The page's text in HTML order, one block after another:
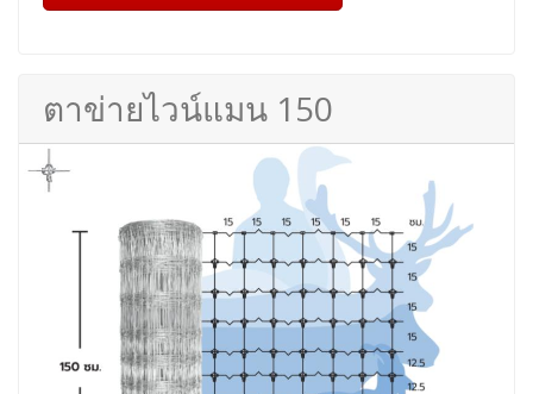
ตาข่ายไวน์แมน 150